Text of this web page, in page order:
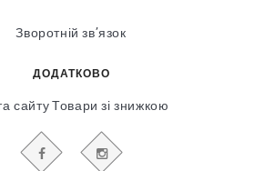
Зворотній зв’язок
ДОДАТКОВО
сайту Товари зі знижкою